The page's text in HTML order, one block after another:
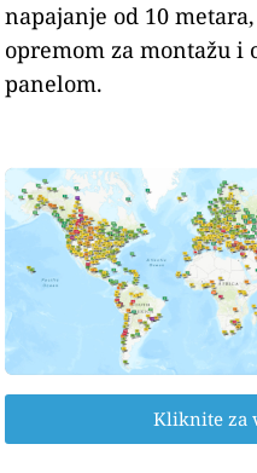
napajanje od 10
opremom za montažu
panelom.
Kliknite za